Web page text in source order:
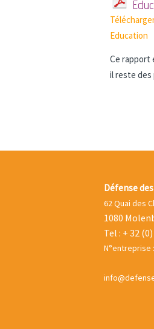
Education
Ce rapport
il reste des
Défense
62 Quai des
1080
Tel : + 32
N°entreprise